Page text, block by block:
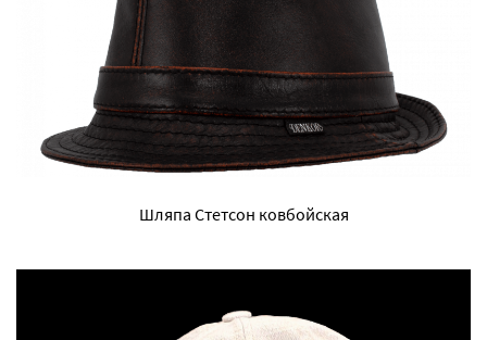
Шляпа Стетсон ковбойская